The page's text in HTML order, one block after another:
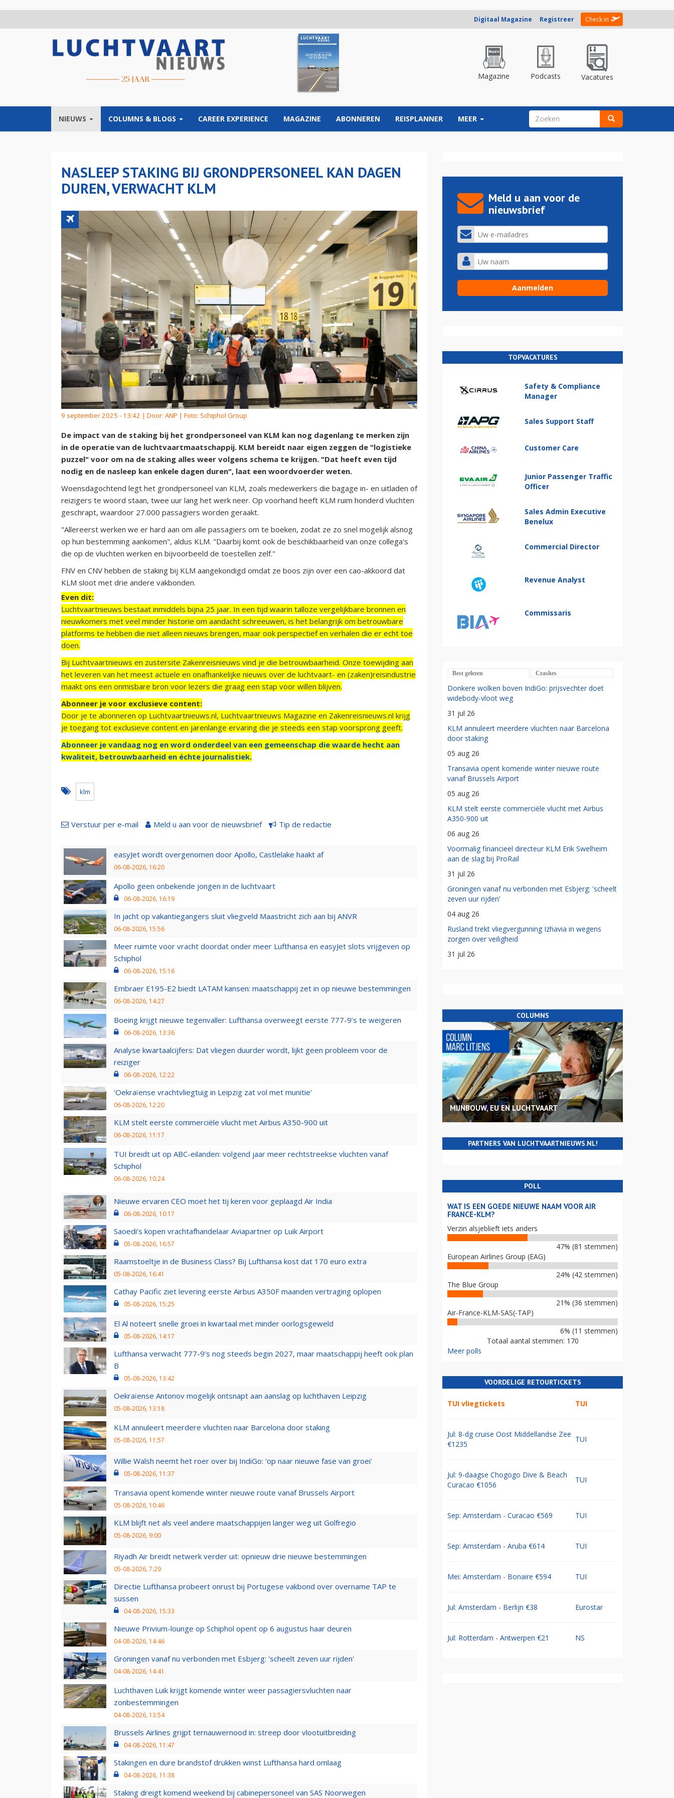
Digitaal Magazine Registreer Check in
Magazine Podcasts Vacatures
NIEUWS COLUMNS & BLOGS CAREER EXPERIENCE MAGAZINE ABONNEREN REISPLANNER MEER ZOEKVELD
NASLEEP STAKING BIJ GRONDPERSONEEL KAN DAGEN
DUREN, VERWACHT KLM
9 september 2025 - 13:42 | Door: ANP | Foto: Schiphol Group
De impact van de staking bij het grondpersoneel van KLM kan nog dagenlang te merken zijn
in de operatie van de luchtvaartmaatschappij. KLM bereidt naar eigen zeggen de "logistieke
puzzel" voor om na de staking alles weer volgens schema te krijgen. "Dat heeft even tijd
nodig en de nasleep kan enkele dagen duren", laat een woordvoerder weten.
Woensdagochtend legt het grondpersoneel van KLM, zoals medewerkers die bagage in- en uitladen of
reizigers te woord staan, twee uur lang het werk neer. Op voorhand heeft KLM ruim honderd vluchten
geschrapt, waardoor 27.000 passagiers worden geraakt.
"Allereerst werken we er hard aan om alle passagiers om te boeken, zodat ze zo snel mogelijk alsnog
op hun bestemming aankomen", aldus KLM. "Daarbij komt ook de beschikbaarheid van onze collega's
die op de vluchten werken en bijvoorbeeld de toestellen zelf."
FNV en CNV hebben de staking bij KLM aangekondigd omdat ze boos zijn over een cao-akkoord dat
KLM sloot met drie andere vakbonden.
Even dit:
Luchtvaartnieuws bestaat inmiddels bijna 25 jaar. In een tijd waarin talloze vergelijkbare bronnen en
nieuwkomers met veel minder historie om aandacht schreeuwen, is het belangrijk om betrouwbare
platforms te hebben die niet alleen nieuws brengen, maar ook perspectief en verhalen die er echt toe
doen.
Bij Luchtvaartnieuws en zustersite Zakenreisnieuws vind je die betrouwbaarheid. Onze toewijding aan
het leveren van het meest actuele en onafhankelijke nieuws over de luchtvaart- en (zaken)reisindustrie
maakt ons een onmisbare bron voor lezers die graag een stap voor willen blijven.
Abonneer je voor exclusieve content:
Door je te abonneren op Luchtvaartnieuws.nl, Luchtvaartnieuws Magazine en Zakenreisnieuws.nl krijg
je toegang tot exclusieve content en jarenlange ervaring die je steeds een stap voorsprong geeft.
Abonneer je vandaag nog en word onderdeel van een gemeenschap die waarde hecht aan
kwaliteit, betrouwbaarheid en échte journalistiek.
klm
Verstuur per e-mail Meld u aan voor de nieuwsbrief Tip de redactie
easyJet wordt overgenomen door Apollo, Castlelake haakt af
06-08-2026, 16:20
Apollo geen onbekende jongen in de luchtvaart
06-08-2026, 16:19
In jacht op vakantiegangers sluit vliegveld Maastricht zich aan bij ANVR
06-08-2026, 15:56
Meer ruimte voor vracht doordat onder meer Lufthansa en easyJet slots vrijgeven op
Schiphol
06-08-2026, 15:16
Embraer E195-E2 biedt LATAM kansen: maatschappij zet in op nieuwe bestemmingen
06-08-2026, 14:27
Boeing krijgt nieuwe tegenvaller: Lufthansa overweegt eerste 777-9’s te weigeren
06-08-2026, 13:36
Analyse kwartaalcijfers: Dat vliegen duurder wordt, lijkt geen probleem voor de
reiziger
06-08-2026, 12:22
'Oekraïense vrachtvliegtuig in Leipzig zat vol met munitie'
06-08-2026, 12:20
KLM stelt eerste commerciële vlucht met Airbus A350-900 uit
06-08-2026, 11:17
TUI breidt uit op ABC-eilanden: volgend jaar meer rechtstreekse vluchten vanaf
Schiphol
06-08-2026, 10:24
Nieuwe ervaren CEO moet het tij keren voor geplaagd Air India
06-08-2026, 10:17
Saoedi’s kopen vrachtafhandelaar Aviapartner op Luik Airport
05-08-2026, 16:57
Raamstoeltje in de Business Class? Bij Lufthansa kost dat 170 euro extra
05-08-2026, 16:41
Cathay Pacific ziet levering eerste Airbus A350F maanden vertraging oplopen
05-08-2026, 15:25
El Al noteert snelle groei in kwartaal met minder oorlogsgeweld
05-08-2026, 14:17
Lufthansa verwacht 777-9’s nog steeds begin 2027, maar maatschappij heeft ook plan
B
05-08-2026, 13:42
Oekraïense Antonov mogelijk ontsnapt aan aanslag op luchthaven Leipzig
05-08-2026, 13:18
KLM annuleert meerdere vluchten naar Barcelona door staking
05-08-2026, 11:57
Willie Walsh neemt het roer over bij IndiGo: 'op naar nieuwe fase van groei'
05-08-2026, 11:37
Transavia opent komende winter nieuwe route vanaf Brussels Airport
05-08-2026, 10:46
KLM blijft net als veel andere maatschappijen langer weg uit Golfregio
05-08-2026, 9:00
Riyadh Air breidt netwerk verder uit: opnieuw drie nieuwe bestemmingen
05-08-2026, 7:29
Directie Lufthansa probeert onrust bij Portugese vakbond over overname TAP te
sussen
04-08-2026, 15:33
Nieuwe Privium-lounge op Schiphol opent op 6 augustus haar deuren
04-08-2026, 14:46
Groningen vanaf nu verbonden met Esbjerg: 'scheelt zeven uur rijden'
04-08-2026, 14:41
Luchthaven Luik krijgt komende winter weer passagiersvluchten naar
zonbestemmingen
04-08-2026, 13:54
Brussels Airlines grijpt ternauwernood in: streep door vlootuitbreiding
04-08-2026, 11:47
Stakingen en dure brandstof drukken winst Lufthansa hard omlaag
04-08-2026, 11:38
Staking dreigt komend weekend bij cabinepersoneel van SAS Noorwegen
Meld u aan voor de
nieuwsbrief
TOPVACATURES
Safety & Compliance
Manager
Sales Support Staff
Customer Care
Junior Passenger Traffic
Officer
Sales Admin Executive
Benelux
Commercial Director
Revenue Analyst
Commissaris
Best gelezen Crashes
Donkere wolken boven IndiGo: prijsvechter doet
widebody-vloot weg
31 jul 26
KLM annuleert meerdere vluchten naar Barcelona
door staking
05 aug 26
Transavia opent komende winter nieuwe route
vanaf Brussels Airport
05 aug 26
KLM stelt eerste commerciële vlucht met Airbus
A350-900 uit
06 aug 26
Voormalig financieel directeur KLM Erik Swelheim
aan de slag bij ProRail
31 jul 26
Groningen vanaf nu verbonden met Esbjerg: 'scheelt
zeven uur rijden'
04 aug 26
Rusland trekt vliegvergunning Izhavia in wegens
zorgen over veiligheid
31 jul 26
COLUMNS
MIJNBOUW, EU EN LUCHTVAART
PARTNERS VAN LUCHTVAARTNIEUWS.NL!
POLL
WAT IS EEN GOEDE NIEUWE NAAM VOOR AIR
FRANCE-KLM?
Verzin alsjeblieft iets anders
47% (81 stemmen)
European Airlines Group (EAG)
24% (42 stemmen)
The Blue Group
21% (36 stemmen)
Air-France-KLM-SAS(-TAP)
6% (11 stemmen)
Totaal aantal stemmen: 170
Meer polls
VOORDELIGE RETOURTICKETS
TUI vliegtickets TUI
Jul: 8-dg cruise Oost Middellandse Zee
€1235
TUI
Jul: 9-daagse Chogogo Dive & Beach
Curacao €1056
TUI
Sep: Amsterdam - Curacao €569 TUI
Sep: Amsterdam - Aruba €614 TUI
Mei: Amsterdam - Bonaire €594 TUI
Jul: Amsterdam - Berlijn €38 Eurostar
Jul: Rotterdam - Antwerpen €21 NS